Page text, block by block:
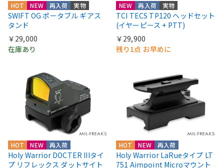
HOT NEW 再入荷 実物
SWIFT OG ポータブル ギアス
タンド
￥29,000
在庫あり
NEW 再入荷 実物
TCI TECS TP120 ヘッドセット
(イヤーピース + PTT)
￥29,900
残り1点 お早めに
HOT NEW 再入荷
Holy Warrior DOCTER IIIタイ
プ リフレックス ダットサイト
HOT NEW 再入荷
Holy Warrior LaRueタイプ LT
751 Aimpoint Microマウント